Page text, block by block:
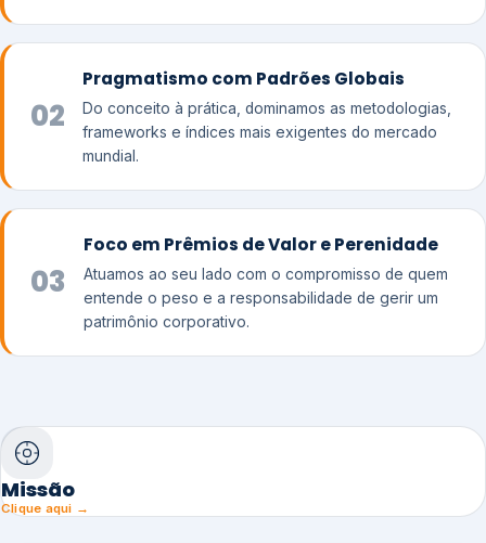
02
Pragmatismo com Padrões Globais
Do conceito à prática, dominamos as metodologias,
frameworks e índices mais exigentes do mercado
mundial.
03
Foco em Prêmios de Valor e Perenidade
Atuamos ao seu lado com o compromisso de quem
entende o peso e a responsabilidade de gerir um
patrimônio corporativo.
Missão
Clique aqui →